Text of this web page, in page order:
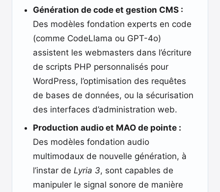
Génération de code et gestion CMS :
Des modèles fondation experts en code
(comme CodeLlama ou GPT-4o)
assistent les webmasters dans l’écriture
de scripts PHP personnalisés pour
WordPress, l’optimisation des requêtes
de bases de données, ou la sécurisation
des interfaces d’administration web.
Production audio et MAO de pointe :
Des modèles fondation audio
multimodaux de nouvelle génération, à
l’instar de Lyria 3, sont capables de
manipuler le signal sonore de manière